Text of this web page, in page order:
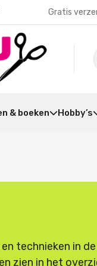
Gratis
& boeken Hobby’s
technieken in
zien in het